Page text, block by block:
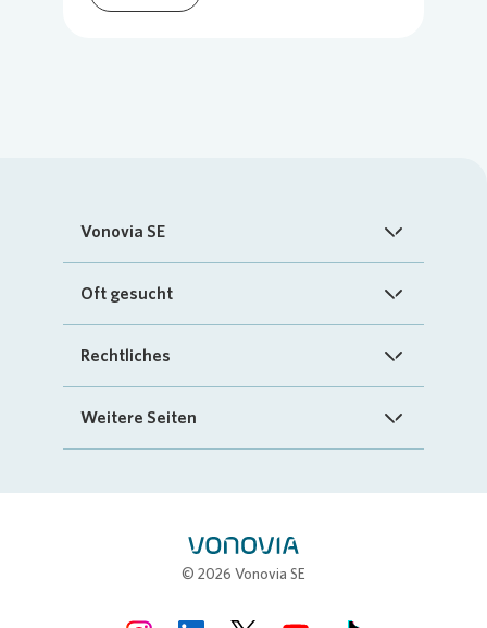
Vonovia SE
Startseite
Investoren
Oft gesucht
FAQ
„Mein Vonovia“ App
Mein Zuhause
Rechtliches
Impressum
Weitere Seiten
© 2026 Vonovia SE